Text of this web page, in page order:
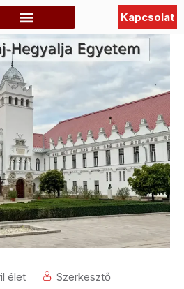
Kapcsolat
élet Szerkesztő